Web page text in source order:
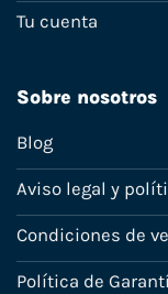
Tu cuenta
Sobre nosotros
Blog
Aviso legal y
Condiciones de
Política de